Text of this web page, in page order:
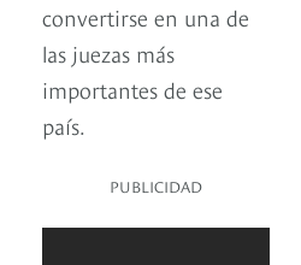
convertirse en una de
las juezas más
importantes de ese
país.
PUBLICIDAD